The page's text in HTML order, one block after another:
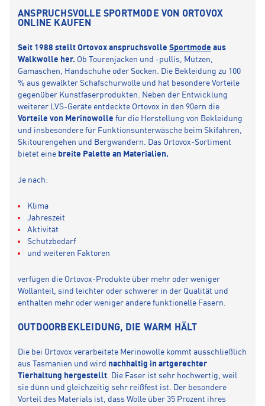
ANSPRUCHSVOLLE SPORTMODE VON ORTOVOX
ONLINE KAUFEN
Seit 1988 stellt Ortovox anspruchsvolle Sportmode aus
Walkwolle her. Ob Tourenjacken und -pullis, Mützen,
Gamaschen, Handschuhe oder Socken. Die Bekleidung zu 100
% aus gewalkter Schafschurwolle und hat besondere Vorteile
gegenüber Kunstfaserprodukten. Neben der Entwicklung
weiterer LVS-Geräte entdeckte Ortovox in den 90ern die
Vorteile von Merinowolle für die Herstellung von Bekleidung
und insbesondere für Funktionsunterwäsche beim Skifahren,
Skitourengehen und Bergwandern. Das Ortovox-Sortiment
bietet eine breite Palette an Materialien.
Je nach:
Klima
Jahreszeit
Aktivität
Schutzbedarf
und weiteren Faktoren
verfügen die Ortovox-Produkte über mehr oder weniger
Wollanteil, sind leichter oder schwerer in der Qualität und
enthalten mehr oder weniger andere funktionelle Fasern.
OUTDOORBEKLEIDUNG, DIE WARM HÄLT
Die bei Ortovox verarbeitete Merinowolle kommt ausschließlich
aus Tasmanien und wird nachhaltig in artgerechter
Tierhaltung hergestellt. Die Faser ist sehr hochwertig, weil
sie dünn und gleichzeitig sehr reißfest ist. Der besondere
Vorteil des Materials ist, dass Wolle über 35 Prozent ihres